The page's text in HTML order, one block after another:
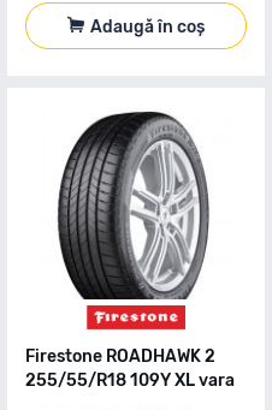
Adaugă în coș
Firestone ROADHAWK 2
255/55/R18 109Y XL vara